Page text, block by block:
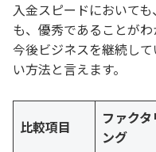
入金スピードにおいて
も、優秀であることがわ
今後ビジネスを継続し
い方法と言えます。
比較項目
ファクタ
ング